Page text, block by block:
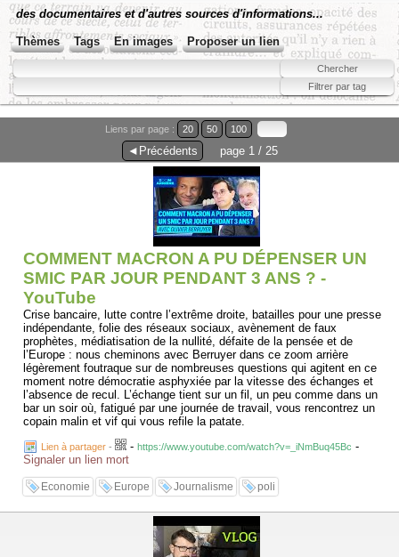
des documentaires et d'autres sources d'informations...
Thèmes Tags En images Proposer un lien
Liens par page : 20 50 100
◄Précédents page 1 / 25
COMMENT MACRON A PU DÉPENSER UN
SMIC PAR JOUR PENDANT 3 ANS ? -
YouTube
Crise bancaire, lutte contre l’extrême droite, batailles pour une presse
indépendante, folie des réseaux sociaux, avènement de faux
prophètes, médiatisation de la nullité, défaite de la pensée et de
l’Europe : nous cheminons avec Berruyer dans ce zoom arrière
légèrement foutraque sur de nombreuses questions qui agitent en ce
moment notre démocratie asphyxiée par la vitesse des échanges et
l’absence de recul. L’échange tient sur un fil, un peu comme dans un
bar un soir où, fatigué par une journée de travail, vous rencontrez un
copain malin et vif qui vous refile la patate.
Lien à partager - - https://www.youtube.com/watch?v=_iNmBuq45Bc -
Signaler un lien mort
Economie Europe Journalisme poli